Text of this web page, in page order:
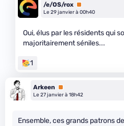
/e/OS/rox Premium
Le 29 janvier à 00h40
Oui, élus par les résidents qui
majoritairement séniles...
1
Arkeen
Premium
Le 27 janvier à 18h42
Ensemble, ces grands patrons